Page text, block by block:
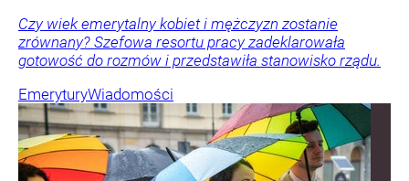
Czy wiek emerytalny kobiet i mężczyzn zostanie
zrównany? Szefowa resortu pracy zadeklarowała
gotowość do rozmów i przedstawiła stanowisko rządu.
EmeryturyWiadomości